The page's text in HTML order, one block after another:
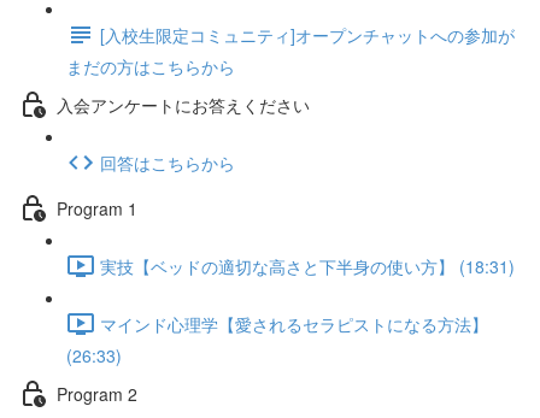
[入校生限定コミュニティ]オープンチャットへの参加が
まだの方はこちらから
入会アンケートにお答えください
回答はこちらから
Program 1
実技【ベッドの適切な高さと下半身の使い方】 (18:31)
マインド心理学【愛されるセラピストになる方法】
(26:33)
Program 2